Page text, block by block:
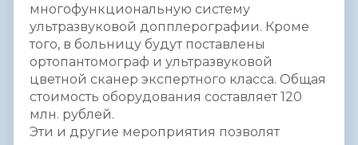
многофункциональную систему
ультразвуковой допплерографии. Кроме
того, в больницу будут поставлены
ортопантомограф и ультразвуковой
цветной сканер экспертного класса. Общая
стоимость оборудования составляет 120
млн. рублей.
Эти и другие мероприятия позволят